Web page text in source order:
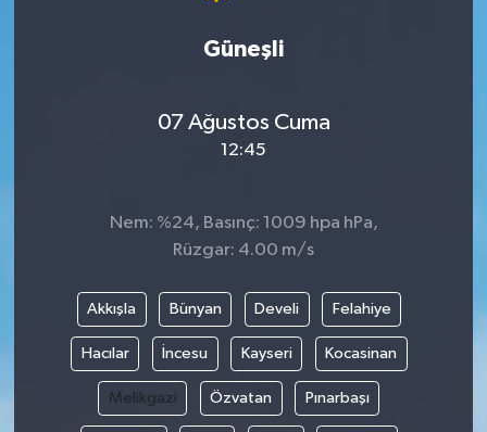
Güneşli
07 Ağustos Cuma
12:45
Nem: %24, Basınç: 1009 hpa hPa,
Rüzgar: 4.00 m/s
Akkışla Bünyan Develi Felahiye
Hacılar İncesu Kayseri Kocasinan
Melikgazi Özvatan Pınarbaşı